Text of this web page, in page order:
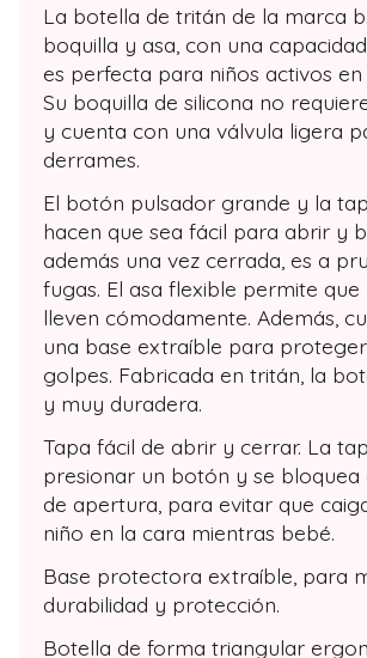
La botella de tritán de la marca
boquilla y asa, con una
es perfecta para niños activos
Su boquilla de silicona no
y cuenta con una válvula ligera
derrames.
El botón pulsador grande y la
hacen que sea fácil para abrir y
además una vez cerrada, es a
fugas. El asa flexible permite que
lleven cómodamente. Además,
una base extraíble para
golpes. Fabricada en tritán, la
y muy duradera.
Tapa fácil de abrir y cerrar. La
presionar un botón y se bloquea
de apertura, para evitar que
niño en la cara mientras bebé.
Base protectora extraíble, para
durabilidad y protección.
Botella de forma triangular